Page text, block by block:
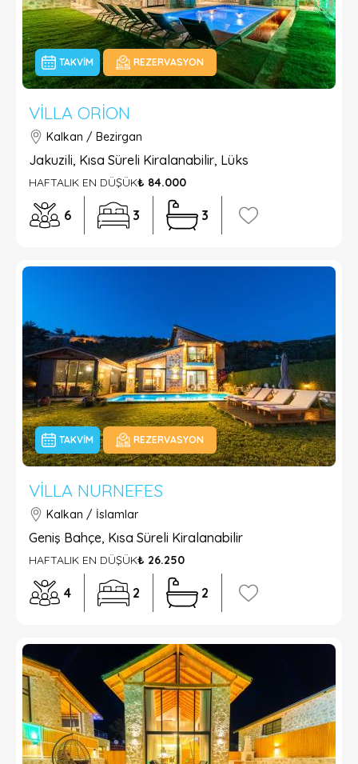
TAKVIM REZERVASYON
VILLA ORION
Kalkan / Bezirgan
Jakuzili, Kısa Süreli Kiralanabilir, Lüks
HAFTALIK EN DÜŞÜK₺ 84.000
6 3 3
TAKVIM REZERVASYON
VILLA NURNEFES
Kalkan / İslamlar
Geniş Bahçe, Kısa Süreli Kiralanabilir
HAFTALIK EN DÜŞÜK₺ 26.250
4 2 2